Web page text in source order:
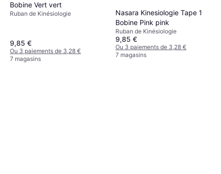
Bobine Vert vert
Ruban de Kinésiologie
9,85 €
Ou 3 paiements de 3,28 €
7 magasins
Nasara Kinesiologie Tape 1
Bobine Pink pink
Ruban de Kinésiologie
9,85 €
Ou 3 paiements de 3,28 €
7 magasins